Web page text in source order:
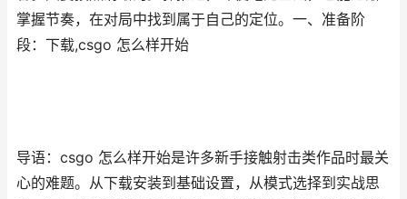
掌握节奏，在对局中找到属于自己的定位。一、准备阶
段：下载,csgo 怎么样开始
导语：csgo 怎么样开始是许多新手接触射击类作品时最关
心的难题。从下载安装到基础设置，从模式选择到实战思